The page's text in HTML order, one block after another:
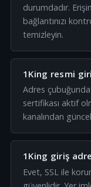
durumdadır.
bağlantınızı
temizleyin.
1King resmi
Adres
sertifikası aktif
kanalından
1King giriş
Evet, SSL ile